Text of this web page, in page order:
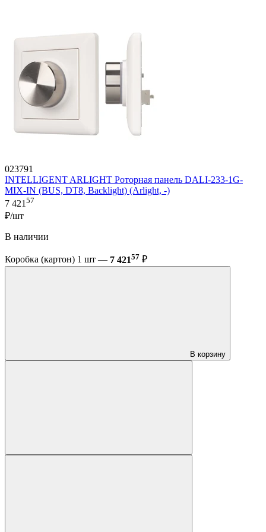
023791
INTELLIGENT ARLIGHT Роторная панель DALI-233-1G-
MIX-IN (BUS, DT8, Backlight) (Arlight, -)
7 42157
₽/шт
В наличии
Коробка (картон) 1 шт — 7 42157 ₽
В корзину